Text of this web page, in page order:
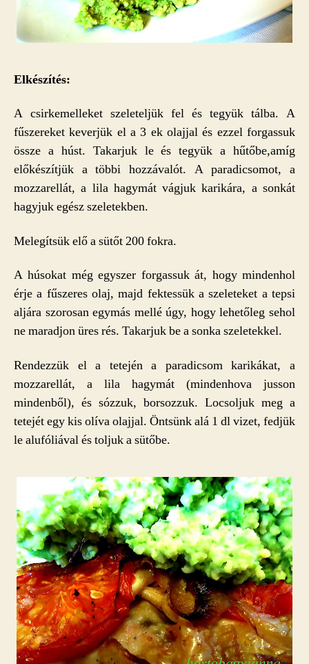
Elkészítés:
A csirkemelleket szeleteljük fel és tegyük tálba. A
fűszereket keverjük el a 3 ek olajjal és ezzel forgassuk
össze a húst. Takarjuk le és tegyük a hűtőbe,amíg
előkészítjük a többi hozzávalót. A paradicsomot, a
mozzarellát, a lila hagymát vágjuk karikára, a sonkát
hagyjuk egész szeletekben.
Melegítsük elő a sütőt 200 fokra.
A húsokat még egyszer forgassuk át, hogy mindenhol
érje a fűszeres olaj, majd fektessük a szeleteket a tepsi
aljára szorosan egymás mellé úgy, hogy lehetőleg sehol
ne maradjon üres rés. Takarjuk be a sonka szeletekkel.
Rendezzük el a tetején a paradicsom karikákat, a
mozzarellát, a lila hagymát (mindenhova jusson
mindenből), és sózzuk, borsozzuk. Locsoljuk meg a
tetejét egy kis olíva olajjal. Öntsünk alá 1 dl vizet, fedjük
le alufóliával és toljuk a sütőbe.